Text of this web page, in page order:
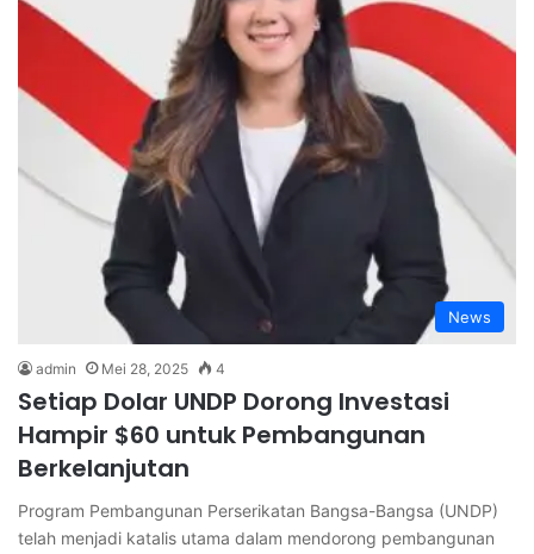
News
admin Mei 28, 2025 4
Setiap Dolar UNDP Dorong Investasi
Hampir $60 untuk Pembangunan
Berkelanjutan
Program Pembangunan Perserikatan Bangsa-Bangsa (UNDP)
telah menjadi katalis utama dalam mendorong pembangunan